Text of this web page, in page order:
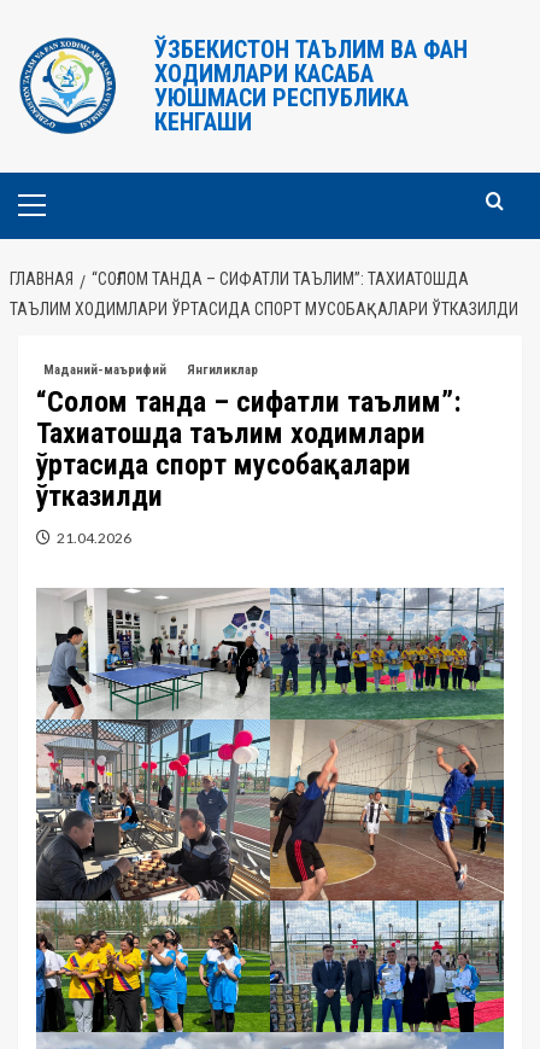
содержимому
ЎЗБЕКИСТОН ТАЪЛИМ ВА ФАН
ХОДИМЛАРИ КАСАБА
УЮШМАСИ РЕСПУБЛИКА
КЕНГАШИ
Основное
ГЛАВНАЯ
“СОҒЛОМ ТАНДА – СИФАТЛИ ТАЪЛИМ”: ТАХИАТОШДА
ТАЪЛИМ ХОДИМЛАРИ ЎРТАСИДА СПОРТ МУСОБАҚАЛАРИ ЎТКАЗИЛДИ
Маданий-маърифий Янгиликлар
“Соғлом танда – сифатли таълим”:
Тахиатошда таълим ходимлари
ўртасида спорт мусобақалари
ўтказилди
21.04.2026